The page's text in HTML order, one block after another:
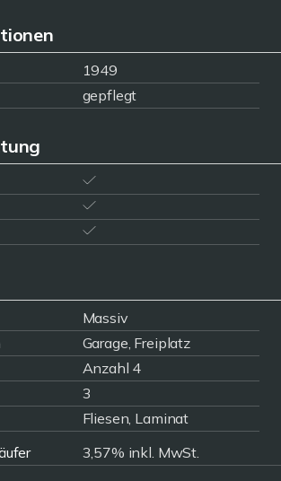
1949
gepflegt
Massiv
Garage, Freiplatz
Anzahl 4
3
Fliesen, Laminat
3,57% inkl. MwSt.